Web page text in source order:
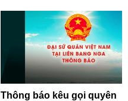
Thông báo kêu gọi quyên